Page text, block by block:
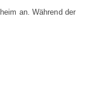
an. Während der